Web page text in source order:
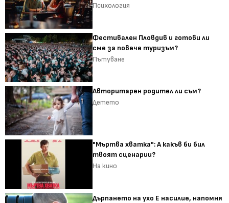
Психология
Фестивален Пловдив и готови ли
сме за повече туризъм?
Пътуване
Авторитарен родител ли съм?
Детето
"Мъртва хватка": А какъв би бил
твоят сценарии?
На кино
Дърпането на ухо Е насилие, напомня